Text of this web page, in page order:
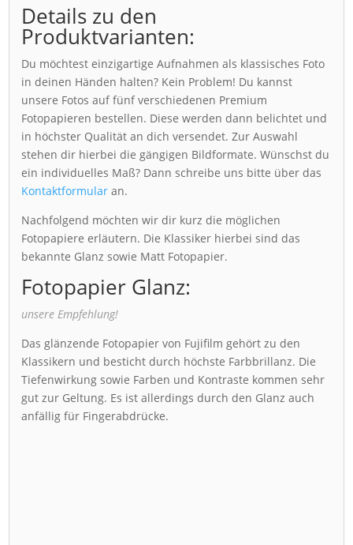
Details zu den
Produktvarianten:
Du möchtest einzigartige Aufnahmen als klassisches Foto
in deinen Händen halten? Kein Problem! Du kannst
unsere Fotos auf fünf verschiedenen Premium
Fotopapieren bestellen. Diese werden dann belichtet und
in höchster Qualität an dich versendet. Zur Auswahl
stehen dir hierbei die gängigen Bildformate. Wünschst du
ein individuelles Maß? Dann schreibe uns bitte über das
Kontaktformular an.
Nachfolgend möchten wir dir kurz die möglichen
Fotopapiere erläutern. Die Klassiker hierbei sind das
bekannte Glanz sowie Matt Fotopapier.
Fotopapier Glanz:
unsere Empfehlung!
Das glänzende Fotopapier von Fujifilm gehört zu den
Klassikern und besticht durch höchste Farbbrillanz. Die
Tiefenwirkung sowie Farben und Kontraste kommen sehr
gut zur Geltung. Es ist allerdings durch den Glanz auch
anfällig für Fingerabdrücke.